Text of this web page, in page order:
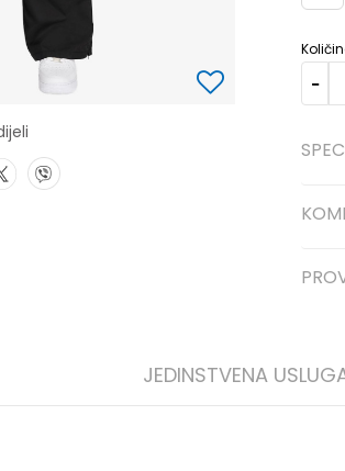
JEDINSTVENA